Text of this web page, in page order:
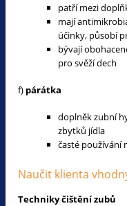
patří mezi
mají
účinky, působí
bývají
pro svěží dech
f) párátka
doplněk zubní
zbytků jídla
časté používání
Naučit klienta
Techniky čištění zubů